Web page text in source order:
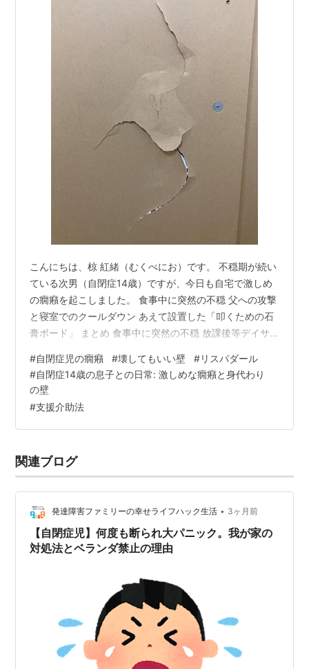
こんにちは、椋 紅緒（むくべにお）です。 不穏期が続い
ている次男（自閉症14歳）ですが、今日も自宅で激しめ
の癇癪を起こしました。 食事中に突然の不穏 父への攻撃
と寝室でのクールダウン あえて設置した「叩くための石
膏ボード」 まとめ 食事中に突然の不穏 放課後等デイサ
べている途中で徐々に次男の表情が険しくなり、ブルー
ベリーやブラックベリーが乗ったお皿を乱暴に払い除け
卓。嵐の予感がした瞬間でした。 父への攻撃と寝室での
クールダウン その後、席を立った次男は私に向かって殴
#自閉症児の癇癪 #壊してもいい壁 #リスパダール
#自閉症14歳の息子との日常: 激しめな癇癪と身代わり
の壁
#支援介助法
関連ブログ
発達障害ファミリーの幸せライフハック生活 • 3ヶ月前
【自閉症児】何度も断られ大パニック。我が家の
対処法とベランダ禁止の理由